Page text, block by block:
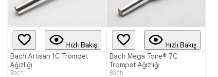
Hızlı Bakış
Bach Artisan 1C Trompet
Ağızlığı
Bach
Hızlı Bakış
Bach Mega Tone® 7C
Trompet Ağızlığı
Bach